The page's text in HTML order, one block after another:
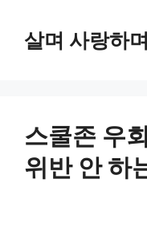
살며 사랑하며
스쿨존 우
위반 안 하